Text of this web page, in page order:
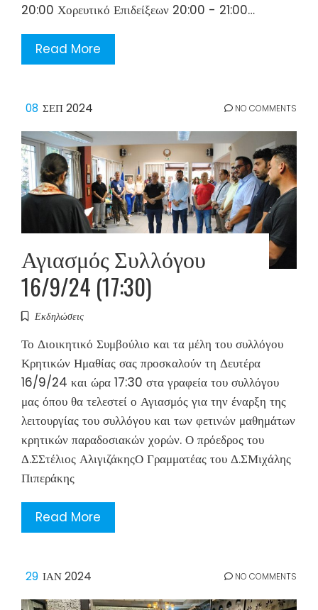
20:00 Χορευτικό Επιδείξεων 20:00 - 21:00…
Read More
08 ΣΕΠ 2024 NO COMMENTS
Αγιασμός Συλλόγου
16/9/24 (17:30)
Εκδηλώσεις
Το Διοικητικό Συμβούλιο και τα μέλη του συλλόγου
Κρητικών Ημαθίας σας προσκαλούν τη Δευτέρα
16/9/24 και ώρα 17:30 στα γραφεία του συλλόγου
μας όπου θα τελεστεί ο Αγιασμός για την έναρξη της
λειτουργίας του συλλόγου και των φετινών μαθημάτων
κρητικών παραδοσιακών χορών. Ο πρόεδρος του
Δ.ΣΣτέλιος ΑλιγιζάκηςΟ Γραμματέας του Δ.ΣΜιχάλης
Πιπεράκης
Read More
29 ΙΑΝ 2024 NO COMMENTS